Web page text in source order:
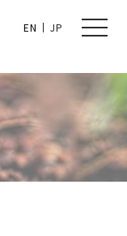
EN JP
toggle